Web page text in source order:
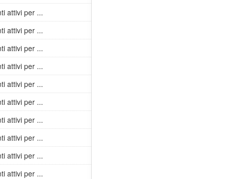
attivi per ...
attivi per ...
attivi per ...
attivi per ...
attivi per ...
attivi per ...
attivi per ...
attivi per ...
attivi per ...
attivi per ...